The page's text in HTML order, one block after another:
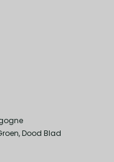
Dood Blad